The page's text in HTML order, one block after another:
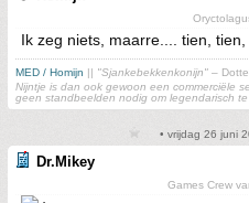
Ik zeg niets, maarre.... tien, tien,
MED / Homijn || "Sjankebekkenkonijn" –
Nijntje is dan ook gewoon een commerciële
geen standbeelden nodig om legendarisch
• vrijdag 26 juni
Dr.Mikey
Games Crew